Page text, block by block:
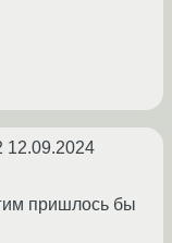
12.09.2024
пришлось бы